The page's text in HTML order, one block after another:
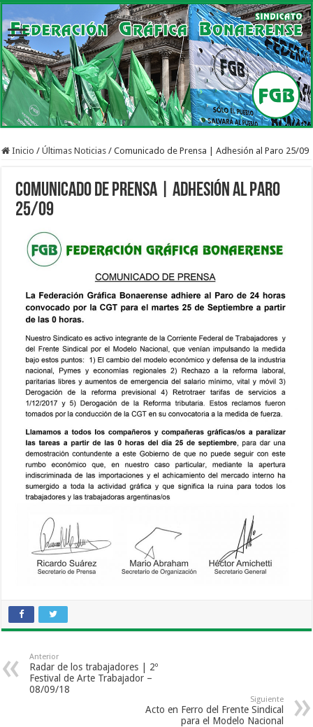
Inicio / Últimas Noticias / Comunicado de Prensa | Adhesión al Paro 25/09
Comunicado de Prensa | Adhesión al Paro
25/09
Anterior
Radar de los trabajadores | 2º
Festival de Arte Trabajador –
08/09/18
Siguiente
Acto en Ferro del Frente Sindical
para el Modelo Nacional